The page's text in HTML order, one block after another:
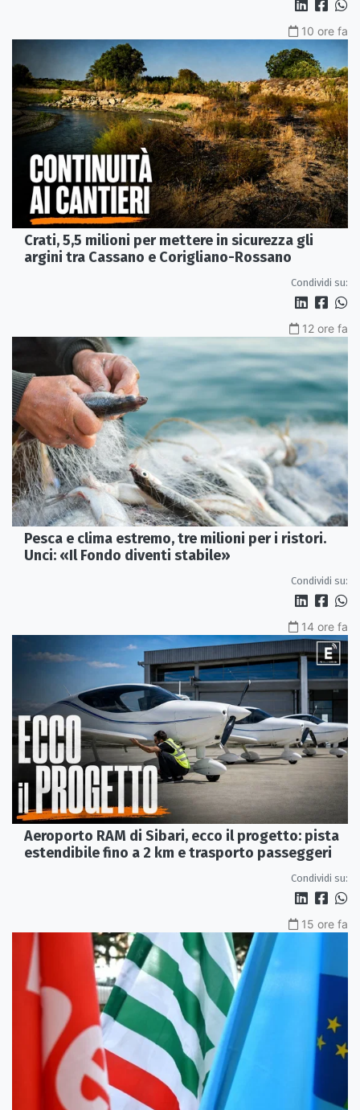
10 ore fa
Crati, 5,5 milioni per mettere in sicurezza gli
argini tra Cassano e Corigliano-Rossano
Condividi su:
12 ore fa
Pesca e clima estremo, tre milioni per i ristori.
Unci: «Il Fondo diventi stabile»
Condividi su:
14 ore fa
Aeroporto RAM di Sibari, ecco il progetto: pista
estendibile fino a 2 km e trasporto passeggeri
Condividi su:
15 ore fa